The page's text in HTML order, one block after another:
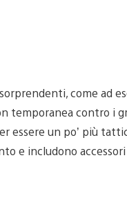
come ad
temporanea contro i
essere un po’ più
e includono